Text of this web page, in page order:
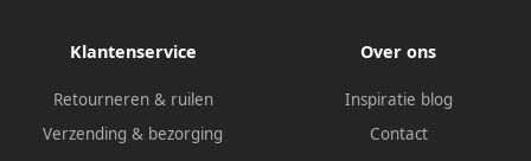
Klantenservice
Retourneren & ruilen
Verzending & bezorging
Over ons
Inspiratie blog
Contact